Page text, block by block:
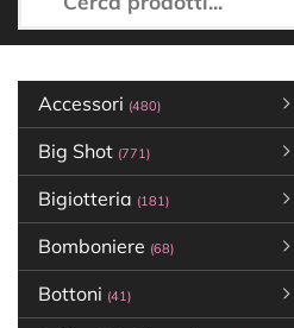
Accessori (480)
Big Shot (771)
Bigiotteria (181)
Bomboniere (68)
Bottoni (41)